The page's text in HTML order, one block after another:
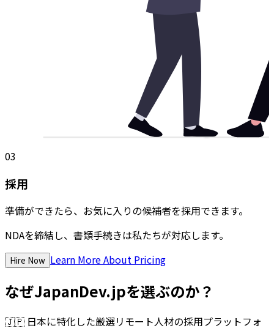
03
採用
準備ができたら、お気に入りの候補者を採用できます。
NDAを締結し、書類手続きは私たちが対応します。
Hire Now Learn More About Pricing
なぜJapanDev.jpを選ぶのか？
🇯🇵 日本に特化した厳選リモート人材の採用プラットフォ